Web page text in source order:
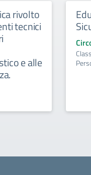
rivolto
tecnici
e alle